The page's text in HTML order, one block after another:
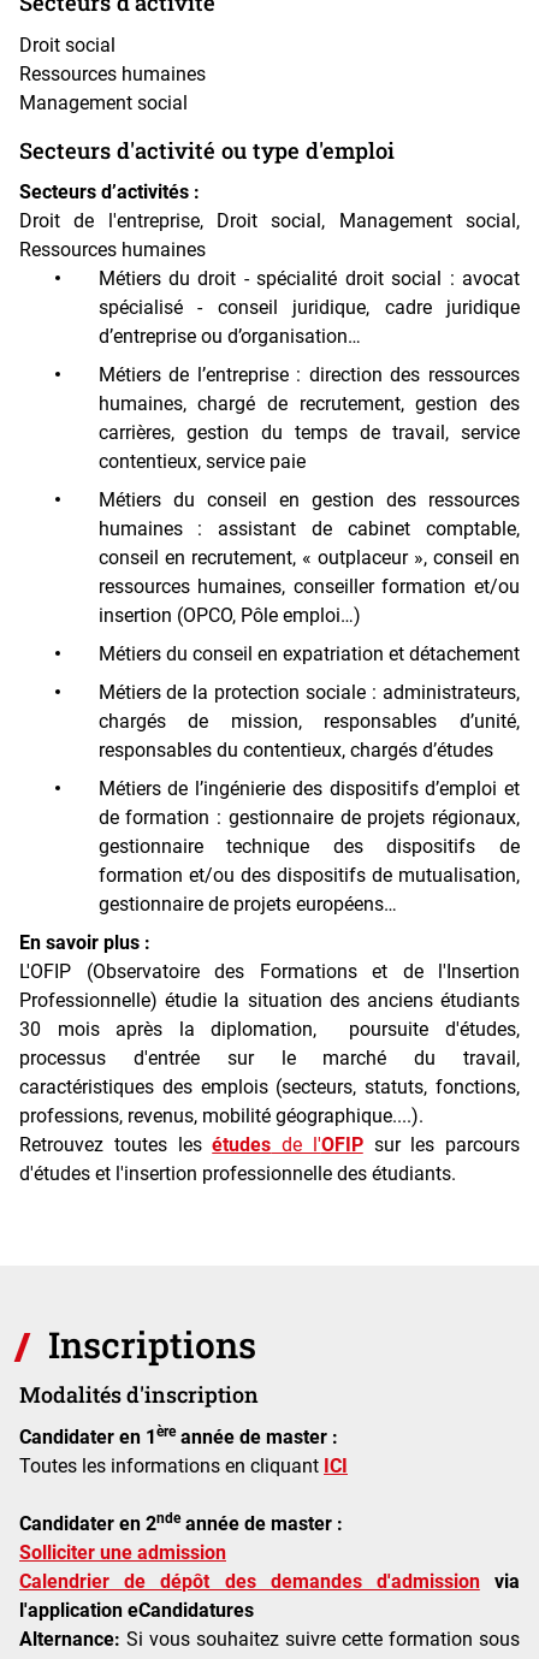
Droit social
Ressources humaines
Management social
Secteurs d'activité ou type d'emploi
Secteurs d’activités :
Droit de l'entreprise, Droit social, Management social,
Ressources humaines
Métiers du droit - spécialité droit social : avocat
spécialisé - conseil juridique, cadre juridique
d’entreprise ou d’organisation…
Métiers de l’entreprise : direction des ressources
humaines, chargé de recrutement, gestion des
carrières, gestion du temps de travail, service
contentieux, service paie
Métiers du conseil en gestion des ressources
humaines
: assistant de cabinet comptable,
conseil en recrutement, « outplaceur », conseil en
ressources humaines, conseiller formation et/ou
insertion (OPCO, Pôle emploi…)
Métiers du conseil en expatriation et détachement
Métiers de la protection sociale : administrateurs,
chargés de mission, responsables d’unité,
responsables du contentieux, chargés d’études
Métiers de l’ingénierie des dispositifs d’emploi et
de formation : gestionnaire de projets régionaux,
gestionnaire technique des dispositifs de
formation et/ou des dispositifs de mutualisation,
gestionnaire de projets européens…
En savoir plus :
L'OFIP (Observatoire des Formations et de l'Insertion
Professionnelle) étudie la situation des anciens étudiants
30 mois après la diplomation, poursuite d'études,
processus d'entrée sur le marché du travail,
caractéristiques des emplois (secteurs, statuts, fonctions,
professions, revenus, mobilité géographique....).
Retrouvez toutes lesétudes de l'OFIPsur les parcours
d'études et l'insertion professionnelle des étudiants.
Inscriptions
Modalités d'inscription
Candidater en 1èreannée de master :
Toutes les informations en cliquant ICI
Candidater en 2ndeannée de master :
Solliciter une admission
Calendrier de dépôt des demandes d'admissionvia
l'application eCandidatures
Alternance: Si vous souhaitez suivre cette formation sous